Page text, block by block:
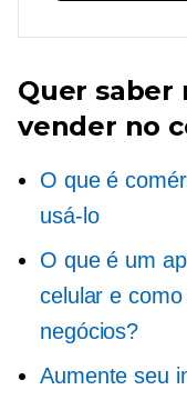
Quer saber
vender no
O que é
usá-lo
O que é um
celular e
negócios?
Aumente seu